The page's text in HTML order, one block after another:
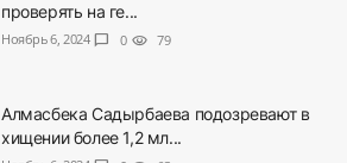
проверять на ге...
Ноябрь 6, 2024 chat_bubble 0 visibility 79
Алмасбека Садырбаева подозревают в
хищении более 1,2 мл...